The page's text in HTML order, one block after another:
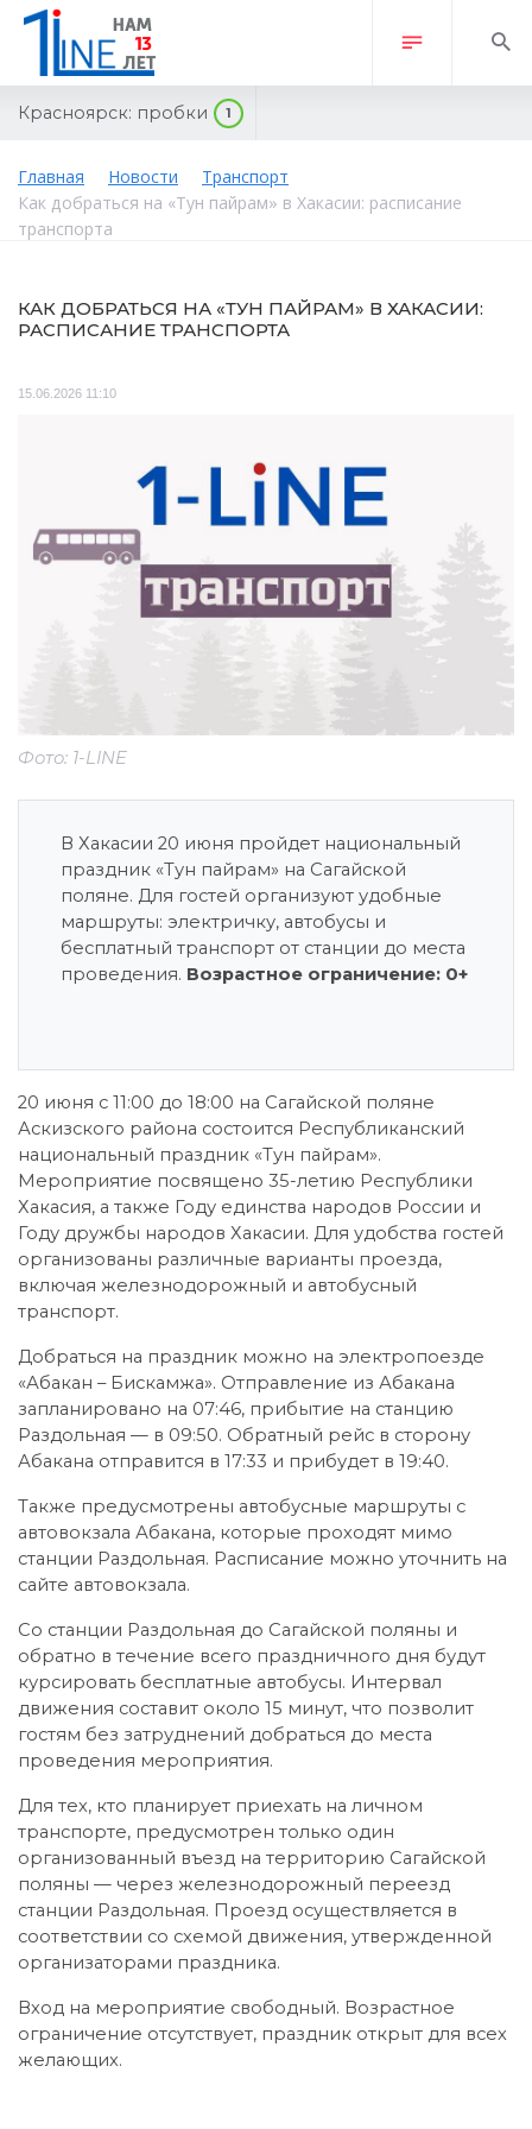
Красноярск: пробки 1
Главная Новости
Транспорт
Как добраться на «Тун пайрам» в Хакасии: расписание
транспорта
КАК ДОБРАТЬСЯ НА «ТУН ПАЙРАМ» В ХАКАСИИ:
РАСПИСАНИЕ ТРАНСПОРТА
15.06.2026 11:10
Фото: 1-LINE
В Хакасии 20 июня пройдет национальный
праздник «Тун пайрам» на Сагайской
поляне. Для гостей организуют удобные
маршруты: электричку, автобусы и
бесплатный транспорт от станции до места
проведения. Возрастное ограничение: 0+
20 июня с 11:00 до 18:00 на Сагайской поляне
Аскизского района состоится Республиканский
национальный праздник «Тун пайрам».
Мероприятие посвящено 35-летию Республики
Хакасия, а также Году единства народов России и
Году дружбы народов Хакасии. Для удобства гостей
организованы различные варианты проезда,
включая железнодорожный и автобусный
транспорт.
Добраться на праздник можно на электропоезде
«Абакан – Бискамжа». Отправление из Абакана
запланировано на 07:46, прибытие на станцию
Раздольная — в 09:50. Обратный рейс в сторону
Абакана отправится в 17:33 и прибудет в 19:40.
Также предусмотрены автобусные маршруты с
автовокзала Абакана, которые проходят мимо
станции Раздольная. Расписание можно уточнить на
сайте автовокзала.
Со станции Раздольная до Сагайской поляны и
обратно в течение всего праздничного дня будут
курсировать бесплатные автобусы. Интервал
движения составит около 15 минут, что позволит
гостям без затруднений добраться до места
проведения мероприятия.
Для тех, кто планирует приехать на личном
транспорте, предусмотрен только один
организованный въезд на территорию Сагайской
поляны — через железнодорожный переезд
станции Раздольная. Проезд осуществляется в
соответствии со схемой движения, утвержденной
организаторами праздника.
Вход на мероприятие свободный. Возрастное
ограничение отсутствует, праздник открыт для всех
желающих.